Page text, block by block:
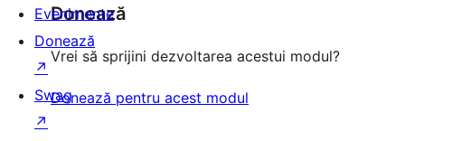
Donează
Vrei să sprijini dezvoltarea acestui modul?
Donează pentru acest modul
Evenimente
Donează
↗
Swag
↗